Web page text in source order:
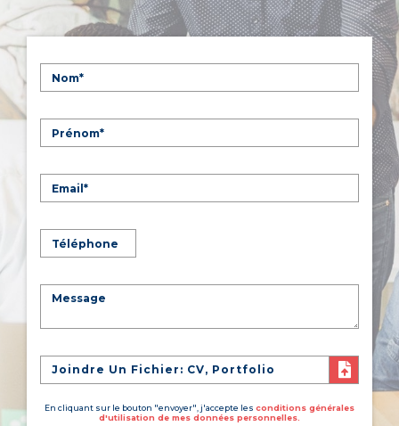
Joindre Un Fichier: CV, Portfolio
En cliquant sur le bouton "envoyer", j'accepte les conditions générales
d'utilisation de mes données personnelles.